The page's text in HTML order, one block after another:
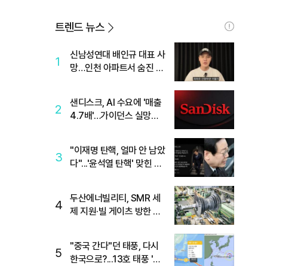
트렌드 뉴스
1
신남성연대 배인규 대표 사
망…인천 아파트서 숨진 채
2
샌디스크, AI 수요에 '매출
4.7배'…가이던스 실망에
3
"이재명 탄핵, 얼마 안 남았
다"...'윤석열 탄핵' 맞힌 무
4
두산에너빌리티, SMR 세
제 지원·빌 게이츠 방한 기
5
"중국 간다"던 태풍, 다시
한국으로?...13호 태풍 '돌